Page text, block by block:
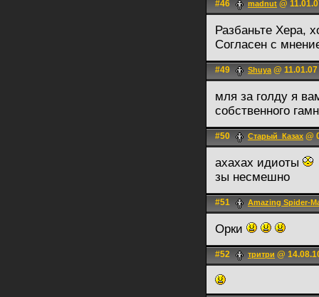
#46 madnut @
Разбаньте Хера,
Согласен с
#49 Shuya@
мля за голду я
собственного
#50 Старый_Казах @
ахахах идиоты
зы несмешно
#51 Amazing Spider-
Орки
#52 тритри @